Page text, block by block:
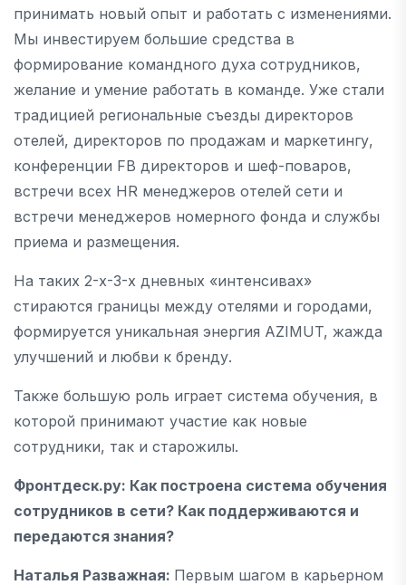
принимать новый опыт и работать с изменениями.
Мы инвестируем большие средства в
формирование командного духа сотрудников,
желание и умение работать в команде. Уже стали
традицией региональные съезды директоров
отелей, директоров по продажам и маркетингу,
конференции FB директоров и шеф-поваров,
встречи всех HR менеджеров отелей сети и
встречи менеджеров номерного фонда и службы
приема и размещения.
На таких 2-х-3-х дневных «интенсивах»
стираются границы между отелями и городами,
формируется уникальная энергия AZIMUT, жажда
улучшений и любви к бренду.
Также большую роль играет система обучения, в
которой принимают участие как новые
сотрудники, так и старожилы.
Фронтдеск.ру: Как построена система обучения
сотрудников в сети? Как поддерживаются и
передаются знания?
Наталья Разважная: Первым шагом в карьерном